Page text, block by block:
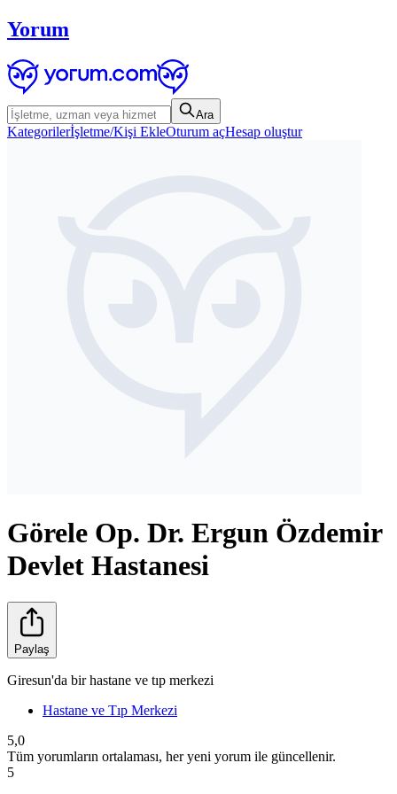
Yorum
Ara
Kategorilerİşletme/Kişi EkleOturum açHesap oluştur
Görele Op. Dr. Ergun Özdemir
Devlet Hastanesi
Paylaş
Giresun'da bir hastane ve tıp merkezi
Hastane ve Tıp Merkezi
5,0
Tüm yorumların ortalaması, her yeni yorum ile güncellenir.
5